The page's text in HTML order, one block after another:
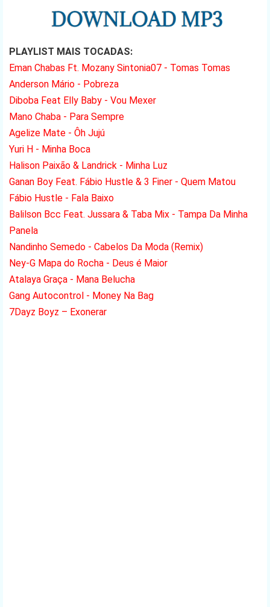
PLAYLIST MAIS TOCADAS:
Eman Chabas Ft. Mozany Sintonia07 - Tomas Tomas
Anderson Mário - Pobreza
Diboba Feat Elly Baby - Vou Mexer
Mano Chaba - Para Sempre
Agelize Mate - Ôh Jujú
Yuri H - Minha Boca
Halison Paixão & Landrick - Minha Luz
Ganan Boy Feat. Fábio Hustle & 3 Finer - Quem Matou
Fábio Hustle - Fala Baixo
Balilson Bcc Feat. Jussara & Taba Mix - Tampa Da Minha
Panela
Nandinho Semedo - Cabelos Da Moda (Remix)
Ney-G Mapa do Rocha - Deus é Maior
Atalaya Graça - Mana Belucha
Gang Autocontrol - Money Na Bag
7Dayz Boyz – Exonerar